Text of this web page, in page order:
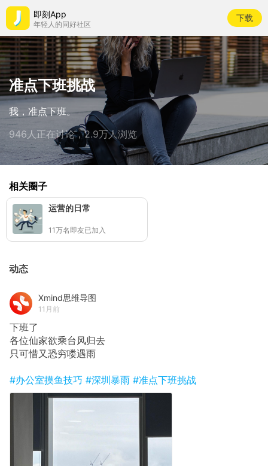
即刻App
年轻人的同好社区
下载
准点下班挑战
我，准点下班。
946人正在讨论，2.9万人浏览
相关圈子
运营的日常
11万名即友已加入
动态
Xmind思维导图
11月前
下班了
各位仙家欲乘台风归去
只可惜又恐穷喽遇雨
#办公室摸鱼技巧 #深圳暴雨 #准点下班挑战